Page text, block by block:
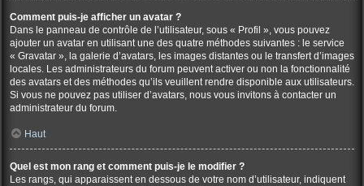
Comment puis-je afficher un avatar ?
Dans le panneau de contrôle de l’utilisateur, sous « Profil », vous pouvez
ajouter un avatar en utilisant une des quatre méthodes suivantes : le service
« Gravatar », la galerie d’avatars, les images distantes ou le transfert d’images
locales. Les administrateurs du forum peuvent activer ou non la fonctionnalité
des avatars et des méthodes qu’ils veuillent rendre disponible aux utilisateurs.
Si vous ne pouvez pas utiliser d’avatars, nous vous invitons à contacter un
administrateur du forum.
Haut
Quel est mon rang et comment puis-je le modifier ?
Les rangs, qui apparaissent en dessous de votre nom d’utilisateur, indiquent